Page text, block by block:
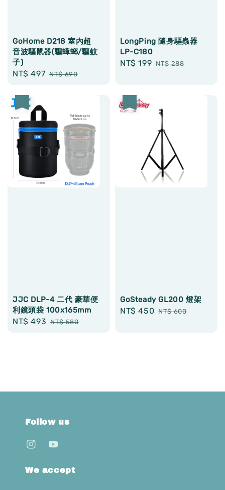
GoHome D218 室內超
音波驅鼠器(驅蟑螂/驅蚊
子)
Sale
NT$ 497 Regular
NT$ 690
LongPing 隨身驅蟲器
LP-C180
Sale
NT$ 199 Regular
NT$ 288
JJC DLP-4 二代 豪華便
利鏡頭袋 100x165mm
Sale
NT$ 493 Regular
NT$ 580
GoSteady GL200 燈架
Sale
NT$ 450 Regular
NT$ 600
Follow us
We accept